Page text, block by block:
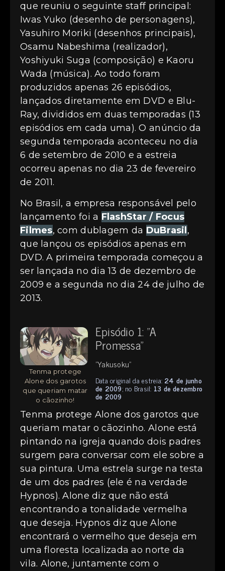
que reuniu o seguinte staff principal:
Iwas Yuko (desenho de personagens),
Yasuhiro Moriki (desenhos principais),
Osamu Nabeshima (realizador),
Yoshiyuki Suga (composição) e Kaoru
Wada (música). Ao todo foram
produzidos apenas 26 episódios,
lançados diretamente em DVD e Blu-
Ray, divididos em duas temporadas (13
episódios em cada uma). O anúncio da
segunda temporada aconteceu no dia
6 de setembro de 2010 e a estreia
ocorreu apenas no dia 23 de fevereiro
de 2011.
No Brasil, a empresa responsável pelo
lançamento foi a FlashStar / Focus
Filmes, com dublagem da DuBrasil ,
que lançou os episódios apenas em
DVD. A primeira temporada começou a
ser lançada no dia 13 de dezembro de
2009 e a segunda no dia 24 de julho de
2013.
Tenma protege
Alone dos garotos
que queriam matar
o cãozinho!
Episódio 1: "A
Promessa"
"Yakusoku"
Data original da estreia: 24 de junho
de 2009; no Brasil: 13 de dezembro
de 2009
Tenma protege Alone dos garotos que
queriam matar o cãozinho. Alone está
pintando na igreja quando dois padres
surgem para conversar com ele sobre a
sua pintura. Uma estrela surge na testa
de um dos padres (ele é na verdade
Hypnos). Alone diz que não está
encontrando a tonalidade vermelha
que deseja. Hypnos diz que Alone
encontrará o vermelho que deseja em
uma floresta localizada ao norte da
vila. Alone, juntamente com o